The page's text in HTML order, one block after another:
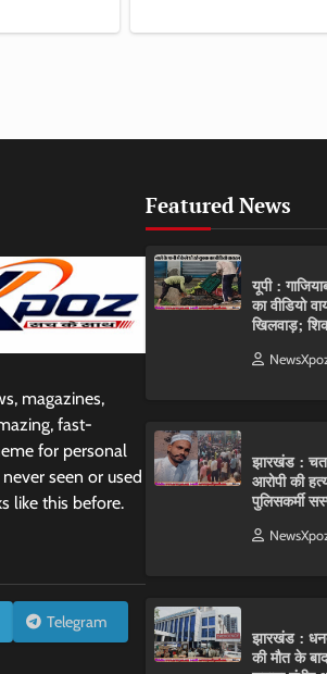
magazines,
fast-
for personal
seen or used
like this before.
Telegram
Featured News
यूपी :
का वीडियो
खिलवाड़;
झारखंड :
आरोपी की
पुलिसकर्मी
झारखंड :
की मौत के